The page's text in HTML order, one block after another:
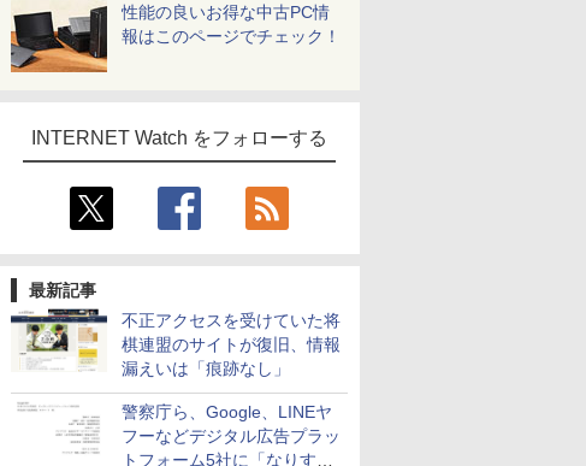
性能の良いお得な中古PC情
報はこのページでチェック！
INTERNET Watch をフォローする
最新記事
不正アクセスを受けていた将
棋連盟のサイトが復旧、情報
漏えいは「痕跡なし」
警察庁ら、Google、LINEヤ
フーなどデジタル広告プラッ
トフォーム5社に「なりすま